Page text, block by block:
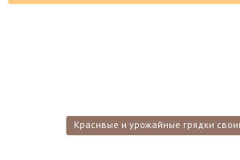
Красивые и урожайные грядки